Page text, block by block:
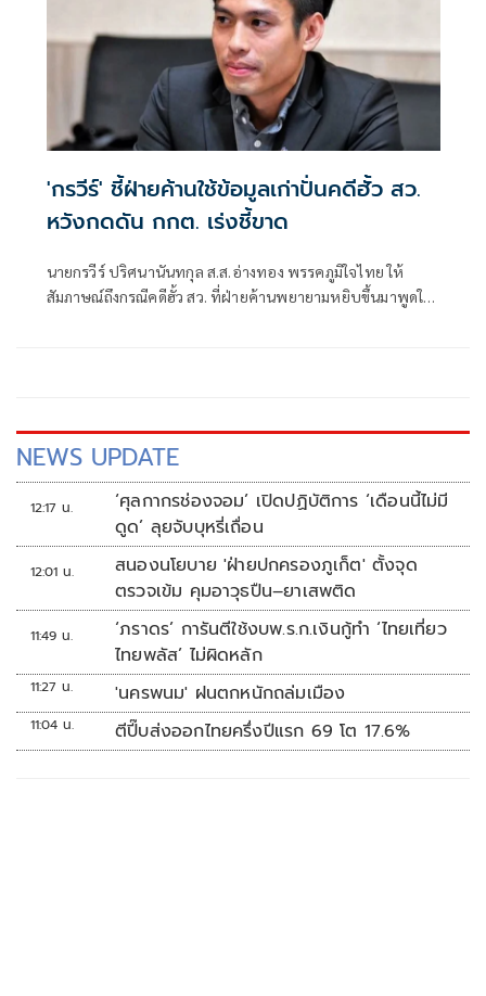
'กรวีร์' ชี้ฝ่ายค้านใช้ข้อมูลเก่าปั่นคดีฮั้ว สว.
หวังกดดัน กกต. เร่งชี้ขาด
นายกรวีร์ ปริศนานันทกุล ส.ส.อ่างทอง พรรคภูมิใจไทย ให้
สัมภาษณ์ถึงกรณีคดีฮั้ว สว. ที่ฝ่ายค้านพยายามหยิบขึ้นมาพูดใน
NEWS UPDATE
12:17 น.
‘ศุลกากรช่องจอม’ เปิดปฏิบัติการ ‘เดือนนี้ไม่มี
ดูด’ ลุยจับบุหรี่เถื่อน
12:01 น.
สนองนโยบาย 'ฝ่ายปกครองภูเก็ต' ตั้งจุด
ตรวจเข้ม คุมอาวุธปืน–ยาเสพติด
11:49 น.
‘ภราดร’ การันตีใช้งบพ.ร.ก.เงินกู้ทำ ‘ไทยเที่ยว
ไทยพลัส’ ไม่ผิดหลัก
11:27 น. 'นครพนม' ฝนตกหนักถล่มเมือง
11:04 น. ตีปี๊บส่งออกไทยครึ่งปีแรก 69 โต 17.6%